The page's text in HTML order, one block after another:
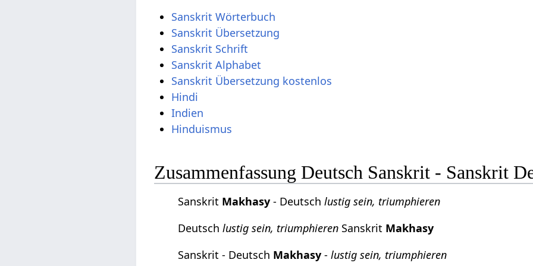
Sanskrit Wörterbuch
Sanskrit Übersetzung
Sanskrit Schrift
Sanskrit Alphabet
Sanskrit Übersetzung kostenlos
Hindi
Indien
Hinduismus
Zusammenfassung Deutsch Sanskrit - Sanskrit
Sanskrit Makhasy - Deutschlustig sein, triumphieren
Deutschlustig sein, triumphieren Sanskrit Makhasy
Sanskrit - Deutsch Makhasy -lustig sein, triumphieren